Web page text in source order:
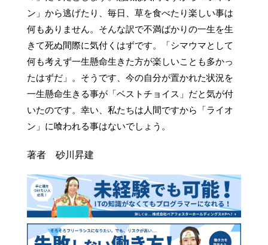
ン」から逃げたり、毎日、草を食べたり楽しい事は
何もありません。そんな訳で不満ばかりの一生を生
きて死ぬ間際に気付くはずです。「シマウマとして
何も考えず一生懸命生きた方が楽しいことも多かっ
たはずだ」。そうです、今の自分が置かれた状況を
一生懸命生きる事が「ベストチョイス」だと気が付
いたのです。幸い、私たちは人間ですから「ライオ
ン」に喰われる事はないでしょう。
著者 砂川昇建